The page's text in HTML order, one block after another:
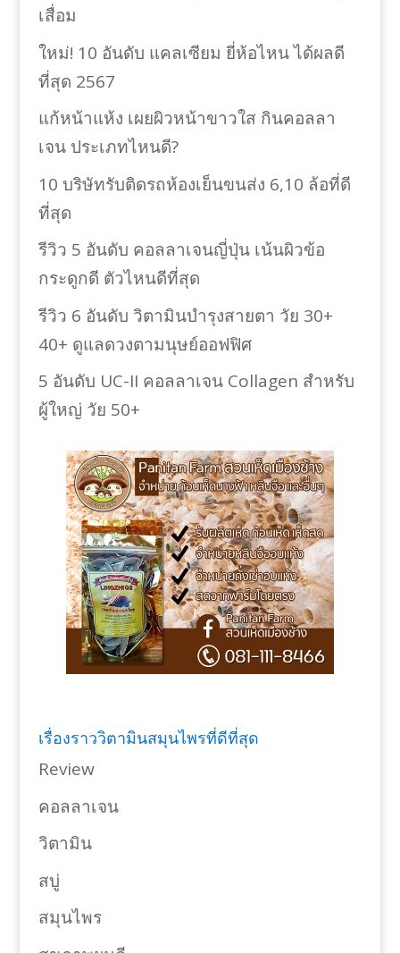
เสื่อม
ใหม่! 10 อันดับ แคลเซียม ยี่ห้อไหน ได้ผลดี
ที่สุด 2567
แก้หน้าแห้ง เผยผิวหน้าขาวใส กินคอลลา
เจน ประเภทไหนดี?
10 บริษัทรับติดรถห้องเย็นขนส่ง 6,10 ล้อที่ดี
ที่สุด
รีวิว 5 อันดับ คอลลาเจนญี่ปุ่น เน้นผิวข้อ
กระดูกดี ตัวไหนดีที่สุด
รีวิว 6 อันดับ วิตามินบำรุงสายตา วัย 30+
40+ ดูแลดวงตามนุษย์ออฟฟิศ
5 อันดับ UC-II คอลลาเจน Collagen สำหรับ
ผู้ใหญ่ วัย 50+
เรื่องราววิตามินสมุนไพรที่ดีที่สุด
Review
คอลลาเจน
วิตามิน
สบู่
สมุนไพร